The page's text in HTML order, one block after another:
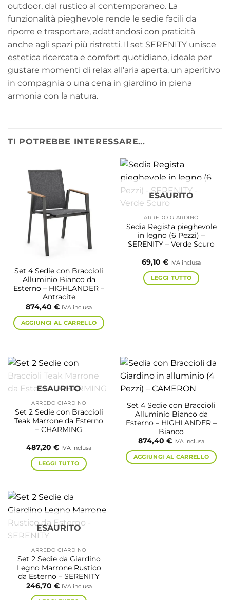
outdoor, dal rustico al contemporaneo. La
funzionalità pieghevole rende le sedie facili da
riporre e trasportare, adattandosi con praticità
anche agli spazi più ristretti. Il set SERENITY unisce
estetica ricercata e comfort quotidiano, ideale per
gustare momenti di relax all’aria aperta, un aperitivo
in compagnia o una cena in giardino in piena
armonia con la natura.
TI POTREBBE INTERESSARE…
Set 4 Sedie con Braccioli
Alluminio Bianco da
Esterno – HIGHLANDER –
Antracite
874,40 € IVA inclusa
AGGIUNGI AL CARRELLO
ESAURITO
ARREDO GIARDINO
Sedia Regista pieghevole
in legno (6 Pezzi) –
SERENITY – Verde Scuro
69,10 € IVA inclusa
LEGGI TUTTO
ESAURITO
ARREDO GIARDINO
Set 2 Sedie con Braccioli
Teak Marrone da Esterno
– CHARMING
487,20 € IVA inclusa
LEGGI TUTTO
Set 4 Sedie con Braccioli
Alluminio Bianco da
Esterno – HIGHLANDER –
Bianco
874,40 € IVA inclusa
AGGIUNGI AL CARRELLO
ESAURITO
ARREDO GIARDINO
Set 2 Sedie da Giardino
Legno Marrone Rustico
da Esterno – SERENITY
246,70 € IVA inclusa